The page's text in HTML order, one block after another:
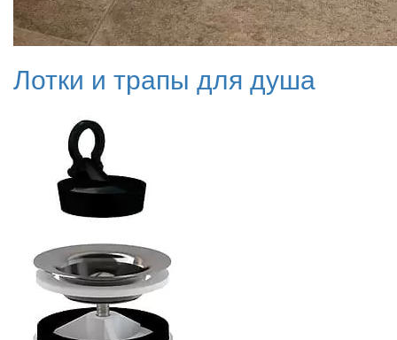
Лотки и трапы для душа